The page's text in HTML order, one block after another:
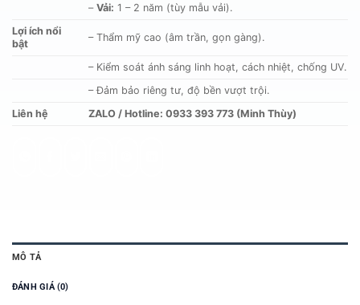
–Vải: 1 – 2 năm (tùy mẫu vải).
Lợi ích nổi
bật
– Thẩm mỹ cao (âm trần, gọn gàng).
– Kiểm soát ánh sáng linh hoạt, cách nhiệt, chống UV.
– Đảm bảo riêng tư, độ bền vượt trội.
Liên hệ
ZALO / Hotline: 0933 393 773 (Minh Thùy)
MÔ TẢ
ĐÁNH GIÁ (0)